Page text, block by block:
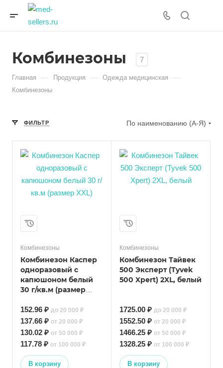
Комбинезоны 7
Главная — Продукция — Одежда медицинская —
Комбинезоны
ФИЛЬТР По наименованию (А-Я)
Комбинезоны
Комбинезон Каспер
одноразовый с
капюшоном белый
30 г/кв.м (размер
152.96 ₽ до 20 000 ₽
137.66 ₽ от 20 000 ₽
130.02 ₽ от 50 000 ₽
117.78 ₽ от 100 000 ₽
В корзину
Комбинезоны
Комбинезон Тайвек
500 Эксперт (Tyvek
500 Xpert) 2XL, белый
1725.00 ₽ до 20 000 ₽
1552.50 ₽ от 20 000 ₽
1466.25 ₽ от 50 000 ₽
1328.25 ₽ от 100 000 ₽
В корзину